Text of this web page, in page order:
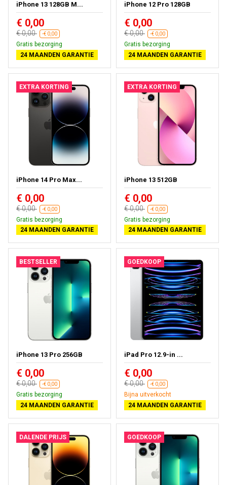
iPhone 13 128GB M...
€ 0,00
€ 0,00 -€ 0,00
Gratis bezorging
24 MAANDEN GARANTIE
iPhone 12 Pro 128GB
€ 0,00
€ 0,00 -€ 0,00
Gratis bezorging
24 MAANDEN GARANTIE
EXTRA KORTING
iPhone 14 Pro Max...
€ 0,00
€ 0,00 -€ 0,00
Gratis bezorging
24 MAANDEN GARANTIE
EXTRA KORTING
iPhone 13 512GB
€ 0,00
€ 0,00 -€ 0,00
Gratis bezorging
24 MAANDEN GARANTIE
BESTSELLER
iPhone 13 Pro 256GB
€ 0,00
€ 0,00 -€ 0,00
Gratis bezorging
24 MAANDEN GARANTIE
GOEDKOOP
iPad Pro 12.9-in ...
€ 0,00
€ 0,00 -€ 0,00
Bijna uitverkocht
24 MAANDEN GARANTIE
DALENDE PRIJS GOEDKOOP